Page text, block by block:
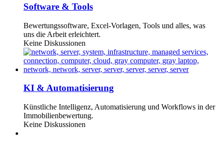
Software & Tools
Bewertungssoftware, Excel-Vorlagen, Tools und alles, was
uns die Arbeit erleichtert.
Keine Diskussionen
KI & Automatisierung
Künstliche Intelligenz, Automatisierung und Workflows in der
Immobilienbewertung.
Keine Diskussionen